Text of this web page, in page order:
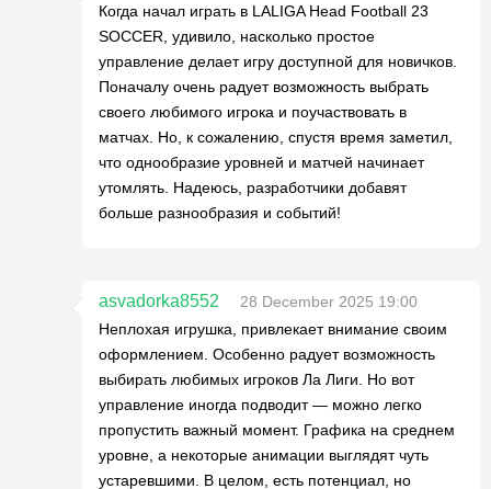
Когда начал играть в LALIGA Head Football 23
SOCCER, удивило, насколько простое
управление делает игру доступной для новичков.
Поначалу очень радует возможность выбрать
своего любимого игрока и поучаствовать в
матчах. Но, к сожалению, спустя время заметил,
что однообразие уровней и матчей начинает
утомлять. Надеюсь, разработчики добавят
больше разнообразия и событий!
asvadorka8552
28 December 2025 19:00
Неплохая игрушка, привлекает внимание своим
оформлением. Особенно радует возможность
выбирать любимых игроков Ла Лиги. Но вот
управление иногда подводит — можно легко
пропустить важный момент. Графика на среднем
уровне, а некоторые анимации выглядят чуть
устаревшими. В целом, есть потенциал, но